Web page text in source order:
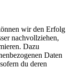
wir den Erfolg
nachvollziehen,
Dazu
Daten
du deren